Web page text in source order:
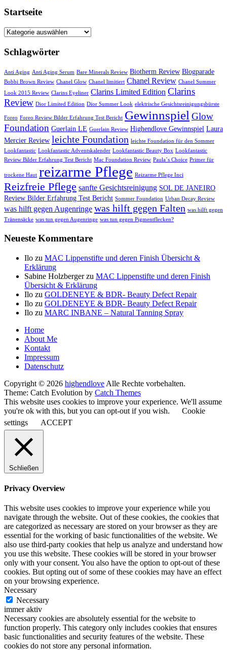
Startseite
Startseite
Schlagwörter
Anti Aging Anti Aging Serum Bare Minerals Review Biotherm Review Blogparade
Bobbi Brown Review Chanel Glow Chanel limitiert Chanel Review Chanel Summer
Look 2015 Review Clarins Eyeliner Clarins Limited Edition Clarins
Review Dior Limited Edition Dior Summer Look elektrische Gesichtsreinigungsbürste
Foreo Foreo Review Bilder Erfahrung Test Bericht GewinnspielGlow
Foundation Guerlain LE Guerlain Review Highendlove Gewinnspiel Laura
Mercier Review leichte Foundation leichte Foundation für den Sommer
Lookfantastic Lookfantastic Adventskalender Lookfantastic Beauty Box Lookfantastic
Review Bilder Erfahrung Test Bericht Mac Foundation Review Paula´s Choice Primer für
trockene Haut reizarme Pflege Reizarme Pflege Inci
Reizfreie Pflege sanfte Gesichtsreinigung SOL DE JANEIRO
Review Bilder Erfahrung Test Bericht Sommer Foundation Urban Decay Review
was hilft gegen Augenringe was hilft gegen Falten was hilft gegen
Tränensäcke was tun gegen Augenringe was tun gegen Pigmentflecken?
Neueste Kommentare
Ilo zu MAC Lippenstifte und deren Finish Übersicht &
Erklärung
Sabine Holzbergerzu MAC Lippenstifte und deren Finish
Übersicht & Erklärung
Ilo zu GOLDENEYE & BDR- Beauty Defect Repair
Ilo zu GOLDENEYE & BDR- Beauty Defect Repair
Ilo zu MARC INBANE – Natural Tanning Spray
Seitenfuß-
Menü
Home
About Me
Kontakt
Impressum
Datenschutz
Copyright © 2026 highendlove Alle Rechte vorbehalten.
Theme: Catch Evolution by Catch Themes
This website uses cookies to improve your experience. We'll assume
you're ok with this, but you can opt-out if you wish.
Cookie
settings
ACCEPT
Schließen
Privacy Overview
This website uses cookies to improve your experience while you
navigate through the website. Out of these cookies, the cookies that
are categorized as necessary are stored on your browser as they are
essential for the working of basic functionalities of the website. We
also use third-party cookies that help us analyze and understand how
you use this website. These cookies will be stored in your browser
only with your consent. You also have the option to opt-out of these
cookies. But opting out of some of these cookies may have an effect
on your browsing experience.
Necessary
Necessary
immer aktiv
Necessary cookies are absolutely essential for the website to
function properly. This category only includes cookies that ensures
basic functionalities and security features of the website. These
cookies do not store any personal information.